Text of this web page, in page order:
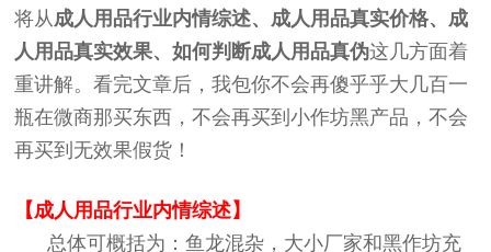
将从成人用品行业内情综述、成人用品真实价格、 成
人用品真实效果、如何判断成人用品真伪这几方面着
重讲解。看完文章后，我包你不会再傻乎乎大几百一
瓶在微商那买东西，不会再买到小作坊黑产品，不会
再买到无效果假货！
【成人用品行业内情综述】
总体可概括为：鱼龙混杂，大小厂家和黑作坊充